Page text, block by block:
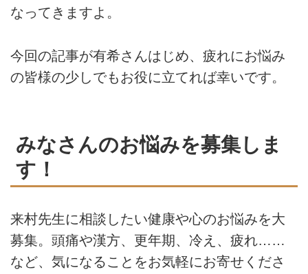
なってきますよ。
今回の記事が有希さんはじめ、疲れにお悩み
の皆様の少しでもお役に立てれば幸いです。
みなさんのお悩みを募集しま
す！
来村先生に相談したい健康や心のお悩みを大
募集。頭痛や漢方、更年期、冷え、疲れ……
など、気になることをお気軽にお寄せくださ